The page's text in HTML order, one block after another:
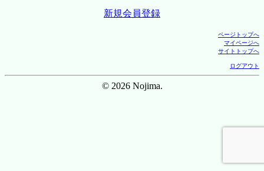
新規会員登録
ページトップへ
マイページへ
サイトトップへ
ログアウト
© 2026 Nojima.